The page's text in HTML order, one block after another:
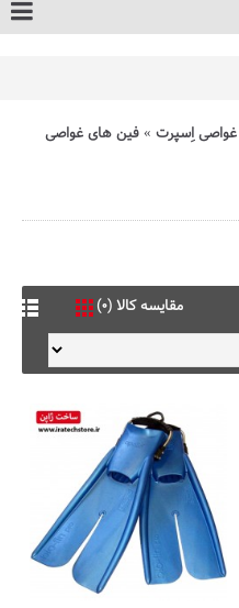
اِسپرت فین های غواصی
مقایسه کالا (0)